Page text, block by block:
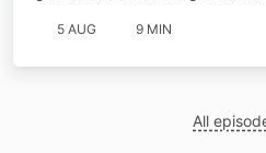
5 AUG 9 MIN
All